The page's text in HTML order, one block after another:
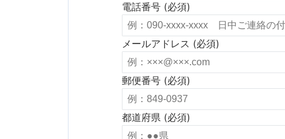
電話番号 (必須)
メールアドレス (必須)
郵便番号 (必須)
都道府県 (必須)